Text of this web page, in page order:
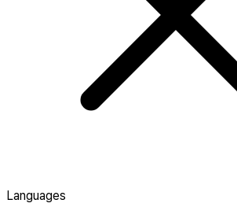
Languages